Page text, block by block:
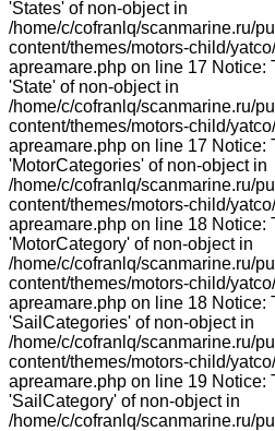
'States' of non-object in
/home/c/cofranlq/scanmarine.ru/
content/themes/motors-child/
apreamare.php on line 17 Notice:
'State' of non-object in
/home/c/cofranlq/scanmarine.ru/
content/themes/motors-child/
apreamare.php on line 17 Notice:
'MotorCategories' of non-object in
/home/c/cofranlq/scanmarine.ru/
content/themes/motors-child/
apreamare.php on line 18 Notice:
'MotorCategory' of non-object in
/home/c/cofranlq/scanmarine.ru/
content/themes/motors-child/
apreamare.php on line 18 Notice:
'SailCategories' of non-object in
/home/c/cofranlq/scanmarine.ru/
content/themes/motors-child/
apreamare.php on line 19 Notice:
'SailCategory' of non-object in
/home/c/cofranlq/scanmarine.ru/